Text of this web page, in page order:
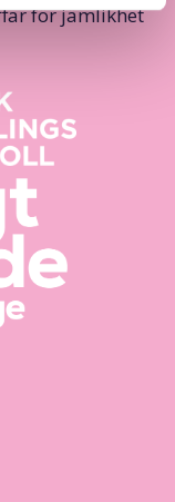
för jämlikhet